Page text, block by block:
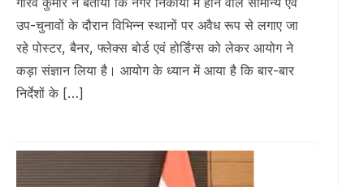
उप-चुनावों के दौरान विभिन्न स्थानों पर अवैध रूप से लगाए जा
रहे पोस्टर, बैनर, फ्लेक्स बोर्ड एवं होर्डिंग्स को लेकर आयोग ने
कड़ा संज्ञान लिया है। आयोग के ध्यान में आया है कि बार-बार
निर्देशों के […]